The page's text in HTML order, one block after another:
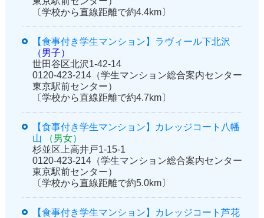
〔学校から直線距離で約4.4km〕
【食事付き学生マンション】ラヴィール下北沢
（男子）
世田谷区北沢1-42-14
0120-423-214（学生マンション総合案内センター
東京駅前センター）
〔学校から直線距離で約4.7km〕
【食事付き学生マンション】カレッジコート八幡
山
（男女）
杉並区上高井戸1-15-1
0120-423-214（学生マンション総合案内センター
東京駅前センター）
〔学校から直線距離で約5.0km〕
【食事付き学生マンション】カレッジコート芦花